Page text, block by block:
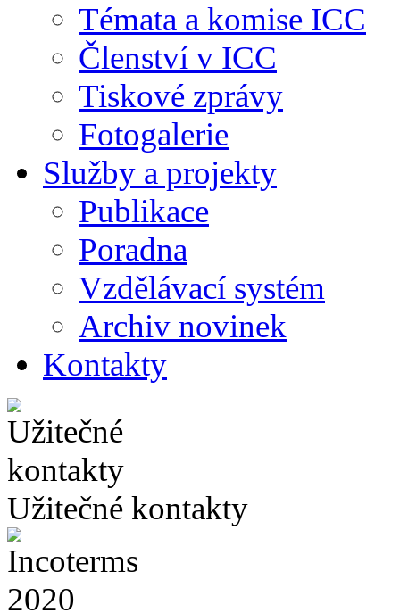
Témata a komise ICC
Členství v ICC
Tiskové zprávy
Fotogalerie
Služby a projekty
Publikace
Poradna
Vzdělávací systém
Archiv novinek
Kontakty
Užitečné kontakty